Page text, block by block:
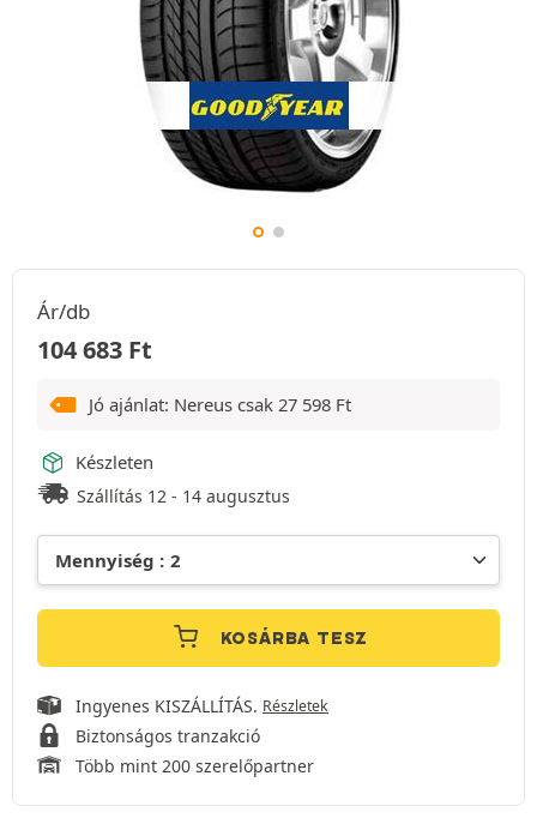
Ár/db
104 683 Ft
Jó ajánlat: Nereus csak 27 598 Ft
Készleten
Szállítás 12 - 14 augusztus
KOSÁRBA TESZ
Ingyenes KISZÁLLÍTÁS. Részletek
Biztonságos tranzakció
Több mint 200 szerelőpartner